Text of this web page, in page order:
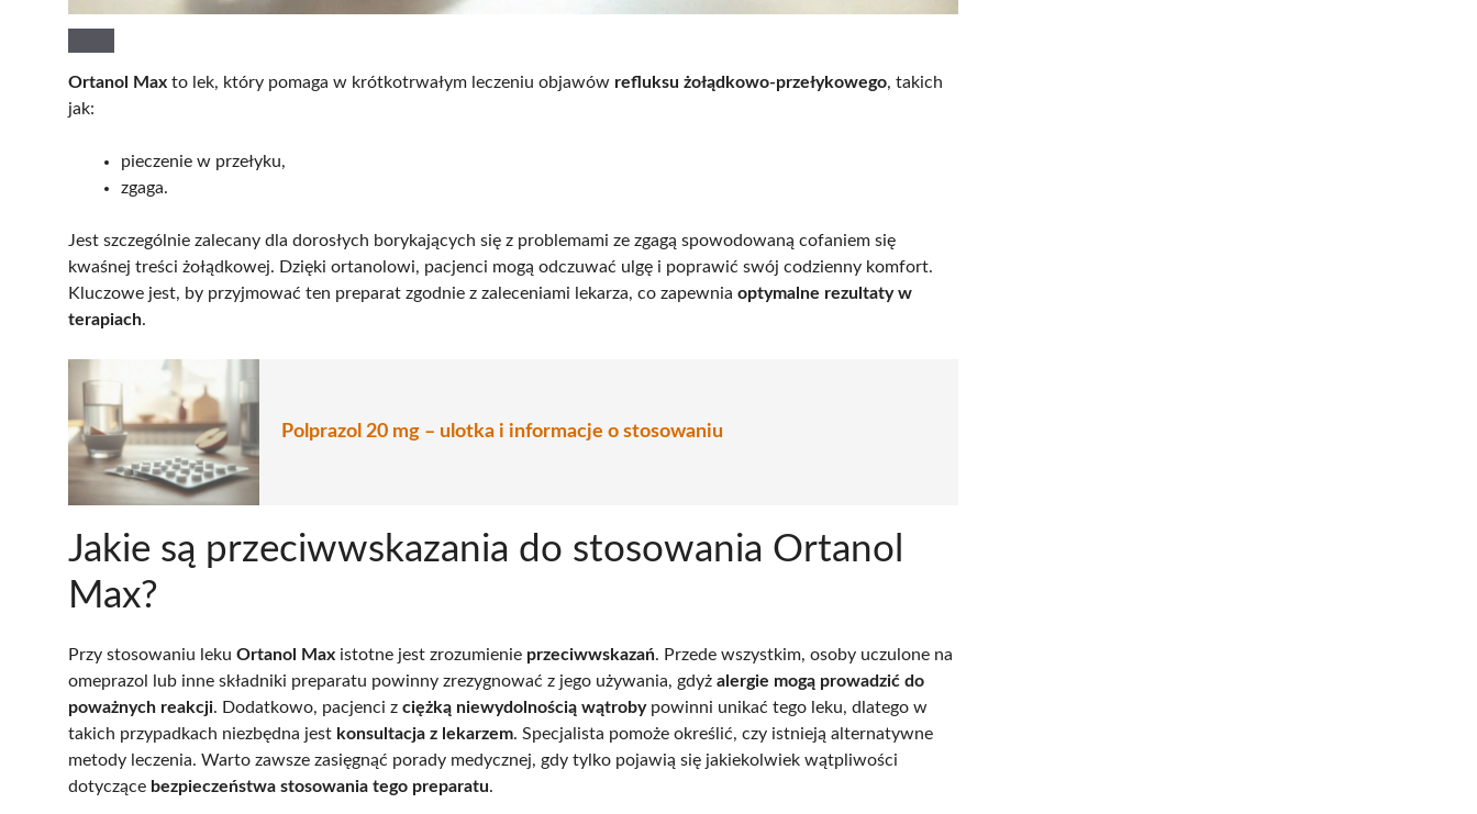
Ortanol Max to lek, który pomaga w krótkotrwałym leczeniu objawów refluksu żołądkowo-przełykowego, takich
jak:
pieczenie w przełyku,
zgaga.
Jest szczególnie zalecany dla dorosłych borykających się z problemami ze zgagą spowodowaną cofaniem się
kwaśnej treści żołądkowej. Dzięki ortanolowi, pacjenci mogą odczuwać ulgę i poprawić swój codzienny komfort.
Kluczowe jest, by przyjmować ten preparat zgodnie z zaleceniami lekarza, co zapewnia optymalne rezultaty w
terapiach.
Polprazol 20 mg – ulotka i informacje o stosowaniu
Jakie są przeciwwskazania do stosowania Ortanol
Max?
Przy stosowaniu leku Ortanol Max istotne jest zrozumienie przeciwwskazań. Przede wszystkim, osoby uczulone na
omeprazol lub inne składniki preparatu powinny zrezygnować z jego używania, gdyż alergie mogą prowadzić do
poważnych reakcji. Dodatkowo, pacjenci z ciężką niewydolnością wątrobypowinni unikać tego leku, dlatego w
takich przypadkach niezbędna jest konsultacja z lekarzem. Specjalista pomoże określić, czy istnieją alternatywne
metody leczenia. Warto zawsze zasięgnąć porady medycznej, gdy tylko pojawią się jakiekolwiek wątpliwości
dotyczące bezpieczeństwa stosowania tego preparatu.